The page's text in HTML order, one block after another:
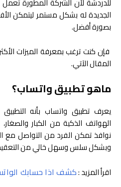
الجديدة له بشكل مستمر ليتمكن
بصورة أفضل.
فإن كنت ترغب بمعرفة الميزات
المقال الآتي.
ماهو تطبيق واتساب؟
يعرف تطبيق واتساب بأنه
الهواتف الذكية من الكبار
نوافذ تمكن الفرد من التواصل مع
وبشكل سلس وسهل خالي من
اقرأ المزيد :كشف اذا حسابك